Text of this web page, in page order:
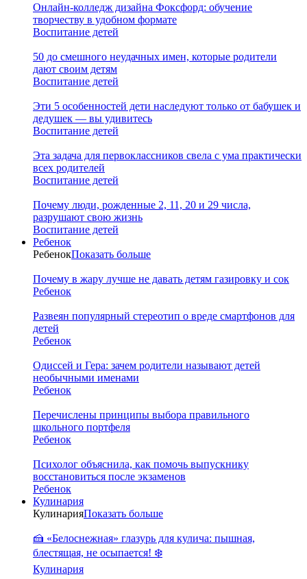
Онлайн-колледж дизайна Фоксфорд: обучение
творчеству в удобном формате
Воспитание детей
50 до смешного неудачных имен, которые родители
дают своим детям
Воспитание детей
Эти 5 особенностей дети наследуют только от бабушек и
дедушек — вы удивитесь
Воспитание детей
Эта задача для первоклассников свела с ума практически
всех родителей
Воспитание детей
Почему люди, рожденные 2, 11, 20 и 29 числа,
разрушают свою жизнь
Воспитание детей
Ребенок
РебенокПоказать больше
Почему в жару лучше не давать детям газировку и сок
Ребенок
Развеян популярный стереотип о вреде смартфонов для
детей
Ребенок
Одиссей и Гера: зачем родители называют детей
необычными именами
Ребенок
Перечислены принципы выбора правильного
школьного портфеля
Ребенок
Психолог объяснила, как помочь выпускнику
восстановиться после экзаменов
Ребенок
Кулинария
КулинарияПоказать больше
🍰 «Белоснежная» глазурь для кулича: пышная,
блестящая, не осыпается! ❄️
Кулинария